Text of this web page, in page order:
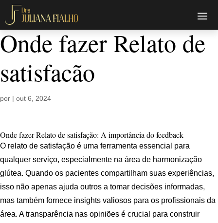
Onde fazer Relato de
satisfacão
por | out 6, 2024
Onde fazer Relato de satisfação: A importância do feedback
O relato de satisfação é uma ferramenta essencial para
qualquer serviço, especialmente na área de harmonização
glútea. Quando os pacientes compartilham suas experiências,
isso não apenas ajuda outros a tomar decisões informadas,
mas também fornece insights valiosos para os profissionais da
área. A transparência nas opiniões é crucial para construir